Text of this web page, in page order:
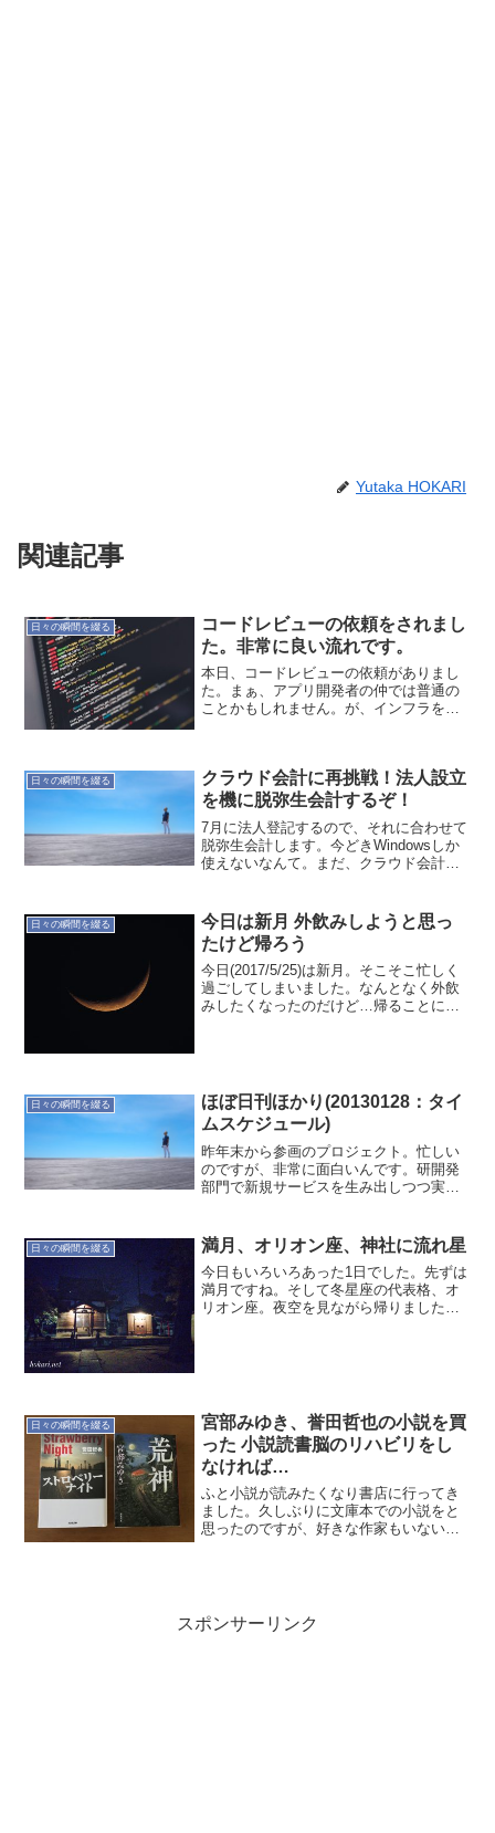
Yutaka HOKARI
関連記事
日々の瞬間を綴る
コードレビューの依頼をされまし
た。非常に良い流れです。
本日、コードレビューの依頼がありまし
た。まぁ、アプリ開発者の仲では普通の
ことかもしれません。が、インフラをや
いですね。ピースを作っ...
日々の瞬間を綴る
クラウド会計に再挑戦！法人設立
を機に脱弥生会計するぞ！
7月に法人登記するので、それに合わせて
脱弥生会計します。今どきWindowsしか
使えないなんて。まだ、クラウド会計も
的に弥生に敵わないことが、まだ、あり
ますが、いずれ解...
日々の瞬間を綴る
今日は新月 外飲みしようと思っ
たけど帰ろう
今日(2017/5/25)は新月。そこそこ忙しく
過ごしてしまいました。なんとなく外飲
みしたくなったのだけど…帰ることにし
日々の瞬間を綴る
ほぼ日刊ほかり(20130128：タイ
ムスケジュール)
昨年末から参画のプロジェクト。忙しい
のですが、非常に面白いんです。研開発
部門で新規サービスを生み出しつつ実際
の一途を辿っているんです。そんな中に
おいて運用を預かる身とし...
日々の瞬間を綴る 満月、オリオン座、神社に流れ星
今日もいろいろあった1日でした。先ずは
満月ですね。そして冬星座の代表格、オ
リオン座。夜空を見ながら帰りました。
日々の瞬間を綴る
宮部みゆき、誉田哲也の小説を買
った 小説読書脳のリハビリをし
なければ…
ふと小説が読みたくなり書店に行ってき
ました。久しぶりに文庫本での小説をと
思ったのですが、好きな作家もいないの
スポンサーリンク